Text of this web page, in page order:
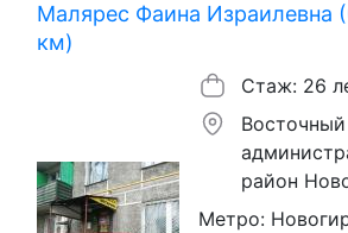
Малярес Фаина Израилевна
км)
Стаж: 26
Восточный
район
Метро: